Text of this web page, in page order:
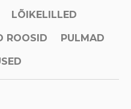
LÕIKELILLED
ROOSID PULMAD